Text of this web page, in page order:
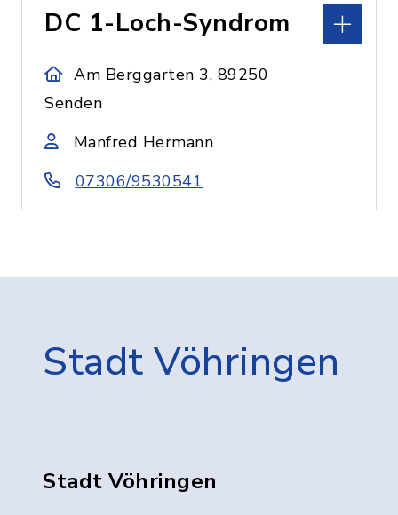
DC 1-Loch-Syndrom
Am Berggarten 3, 89250
Senden
Manfred Hermann
07306/9530541
Stadt Vöhringen
Stadt Vöhringen